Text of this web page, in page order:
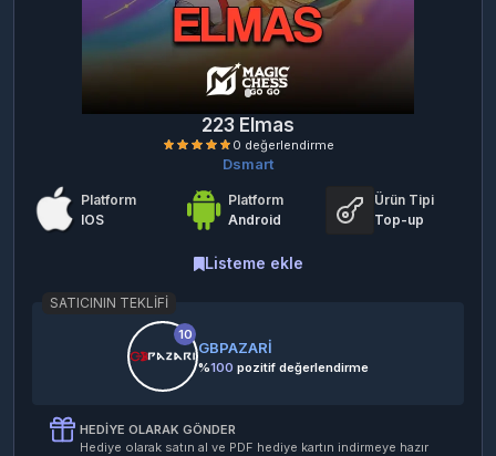
223 Elmas
Dsmart
Platform
IOS
Platform
Android
Ürün Tipi
Top-up
Listeme ekle
SATICININ TEKLIFI
10
GBPAZARİ
%100 pozitif değerlendirme
HEDIYE OLARAK GÖNDER
Hediye olarak satın al ve PDF hediye kartın indirmeye hazır